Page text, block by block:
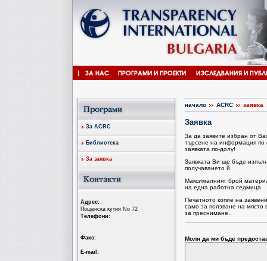
За ACRC
Библиотека
За заявка
Aдрес:
Пощенска кутия No 72
Tелефони:
Факс:
Е-mail:
начало ACRC заявка
Заявка
За да заявите избран от
търсене на информация по
заявката по-долу!
Заявката Ви ще бъде
получаването й.
Максималният брой
на една работна седмица.
Печатното копие на
само за ползване на място
за преснимане.
Моля да ми бъде